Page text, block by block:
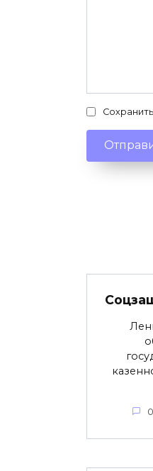
0